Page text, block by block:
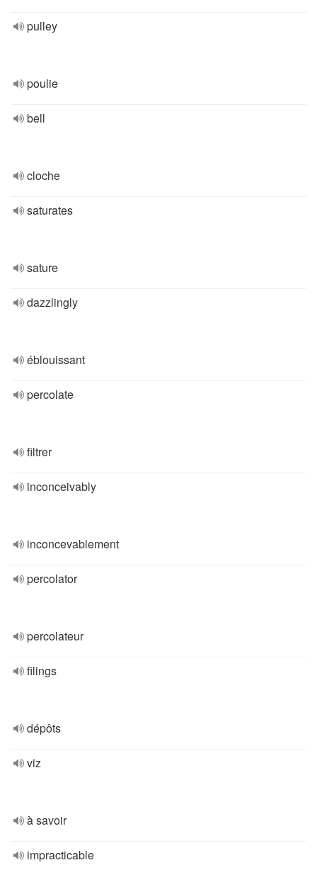
pulley
poulie
bell
cloche
saturates
sature
dazzlingly
éblouissant
percolate
filtrer
inconceivably
inconcevablement
percolator
percolateur
filings
dépôts
viz
à savoir
impracticable